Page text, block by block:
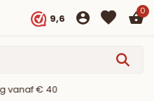
9,6
0
✔